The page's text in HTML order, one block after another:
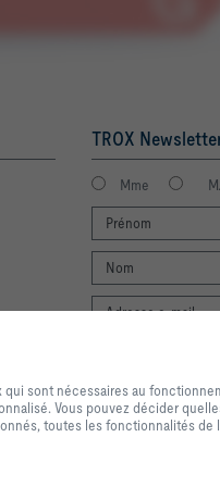
TROX
Mme M.
navigation et d'achat de
uniquement à des fins
Vous pouvez
paramètres d'utilisation des
Vous pouvez modifier
sont nécessaires au
Vous pouvez décider
toutes les fonctionnalités de